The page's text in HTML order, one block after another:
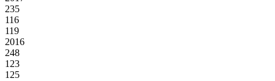
235
116
119
2016
248
123
125